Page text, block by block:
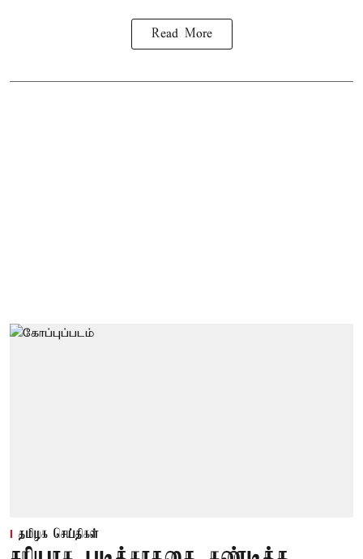
Read More
தமிழக செய்திகள்